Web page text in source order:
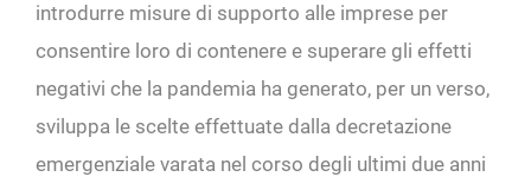
introdurre misure di supporto alle imprese per
consentire loro di contenere e superare gli effetti
negativi che la pandemia ha generato, per un verso,
sviluppa le scelte effettuate dalla decretazione
emergenziale varata nel corso degli ultimi due anni